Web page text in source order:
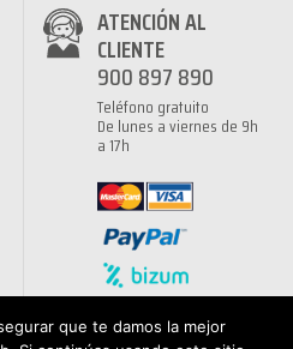
ATENCIÓN AL
CLIENTE
900 897 890
Teléfono gratuito
De lunes a viernes de 9h
a 17h
que te damos la mejor